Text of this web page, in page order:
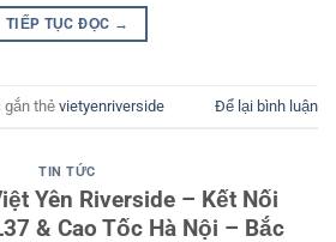
TIẾP TỤC ĐỌC →
thẻ vietyenriverside Để lại bình luận
TIN TỨC
Yên Riverside – Kết Nối
& Cao Tốc Hà Nội – Bắc